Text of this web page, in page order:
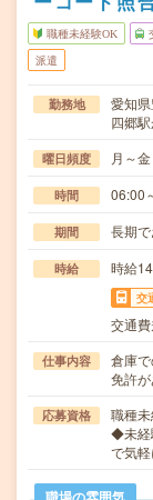
職種未経験OK
派遣
勤務地
愛知
四郷
曜日頻度 月～金
時間 06:00
期間 長期
時給 時給
交
交通
仕事内容
倉庫
免許
応募資格
職種
◆未経
で気